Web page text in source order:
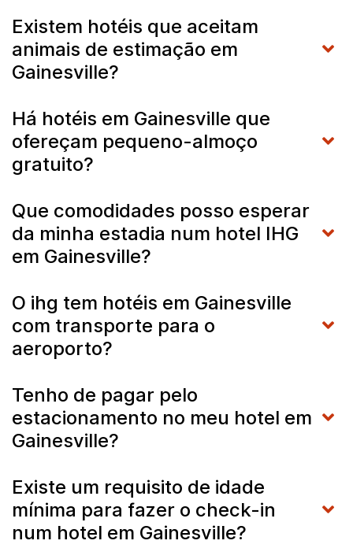
Existem hotéis que aceitam
animais de estimação em
Gainesville?
Há hotéis em Gainesville que
ofereçam pequeno-almoço
gratuito?
Que comodidades posso esperar
da minha estadia num hotel IHG
em Gainesville?
O ihg tem hotéis em Gainesville
com transporte para o
aeroporto?
Tenho de pagar pelo
estacionamento no meu hotel em
Gainesville?
Existe um requisito de idade
mínima para fazer o check-in
num hotel em Gainesville?